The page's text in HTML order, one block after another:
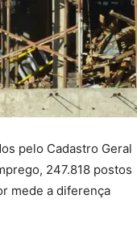
pelo Cadastro Geral
247.818 postos
mede a diferença